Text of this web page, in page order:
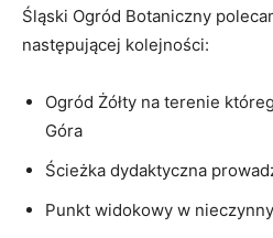
Śląski Ogród Botaniczny
następującej kolejności:
Ogród Żółty na terenie
Góra
Ścieżka dydaktyczna
Punkt widokowy w